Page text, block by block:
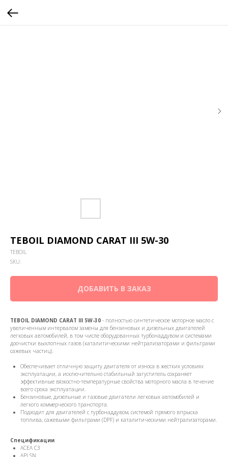
TEBOIL DIAMOND CARAT III 5W-30
TEBOIL
SKU:
ДОБАВИТЬ В ЗАКАЗ
TEBOIL DIAMOND CARAT III 5W-30 - полностью синтетическое моторное масло с
увеличенным интервалом замены для бензиновых и дизельных двигателей
легковых автомобилей, в том числе оборудованных турбонаддувом и системами
доочистки выхлопных газов (каталитическими нейтрализаторами и фильтрами
сажевых частиц).
Обеспечивает отличную защиту двигателя от износа в жестких условиях
эксплуатации, а исключительно стабильный загуститель сохраняет
эффективные вязкостно-температурные свойства моторного масла в течение
всего срока эксплуатации.
Бензиновые, дизельные и газовые двигатели легковых автомобилей и
легкого коммерческого транспорта.
Подходит для двигателей с турбонаддувом, системой прямого впрыска
топлива, сажевыми фильтрами (DPF) и каталитическими нейтрализаторами.
Спецификации
ACEA C3
API SN